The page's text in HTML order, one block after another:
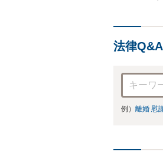
法律
例） 離婚 慰